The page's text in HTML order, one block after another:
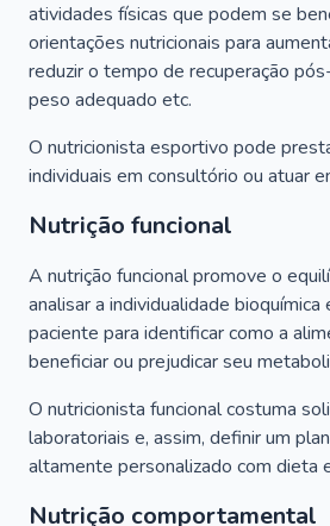
atividades físicas que podem se
orientações nutricionais para
reduzir o tempo de recuperação
peso adequado etc.
O nutricionista esportivo pode
individuais em consultório ou atuar
Nutrição funcional
A nutrição funcional promove o
analisar a individualidade bioquímica
paciente para identificar como a
beneficiar ou prejudicar seu
O nutricionista funcional costuma
laboratoriais e, assim, definir um
altamente personalizado com dieta
Nutrição comportamental